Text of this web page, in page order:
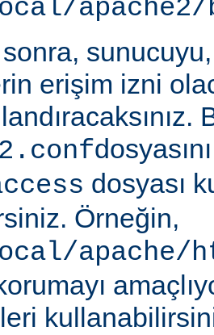
apache2/
erişim izni
dosyası
Örneğin,
apache/